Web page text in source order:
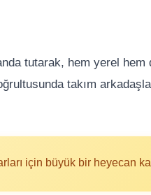
tutarak, hem yerel
takım
için büyük bir heyecan